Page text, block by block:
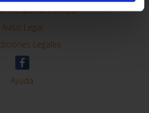
Frequentes (FAQs)
Aviso Legal
Legales
Ayuda